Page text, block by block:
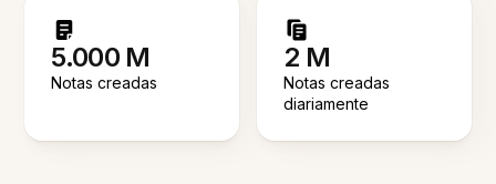
5.000 M
Notas creadas
2 M
Notas creadas
diariamente